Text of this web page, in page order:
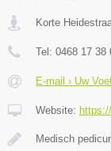
Korte
Tel: 0468 17 38
E-mail › Uw
Website:
Medisch